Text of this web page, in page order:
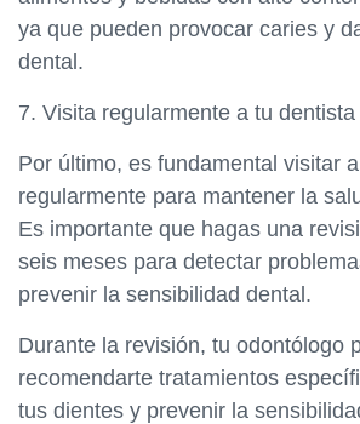
ya que pueden provocar caries y
dental.
7. Visita regularmente a tu dentista
Por último, es fundamental visitar
regularmente para mantener la
Es importante que hagas una
seis meses para detectar
prevenir la sensibilidad dental.
Durante la revisión, tu odontólogo
recomendarte tratamientos
tus dientes y prevenir la